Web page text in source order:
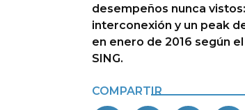
desempeños nunca
interconexión y un peak
en enero de 2016 según
SING.
COMPARTIR